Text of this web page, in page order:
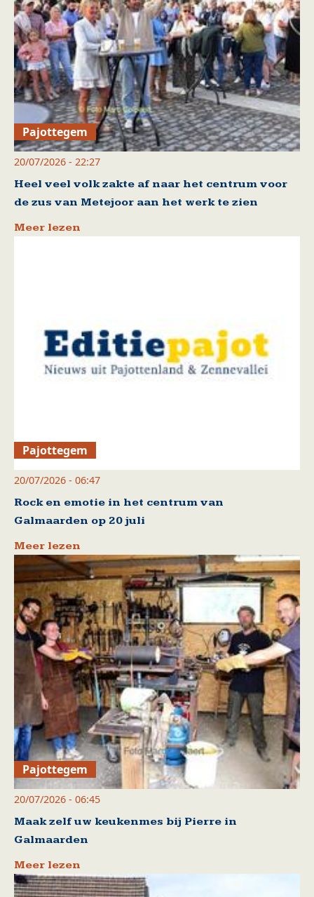
Pajottegem
20/07/2026 - 22:27
Heel veel volk zakte af naar het centrum voor
de zus van Metejoor aan het werk te zien
Meer lezen
Pajottegem
20/07/2026 - 06:47
Rock en emotie in het centrum van
Galmaarden op 20 juli
Meer lezen
Pajottegem
20/07/2026 - 06:45
Maak zelf uw keukenmes bij Pierre in
Galmaarden
Meer lezen